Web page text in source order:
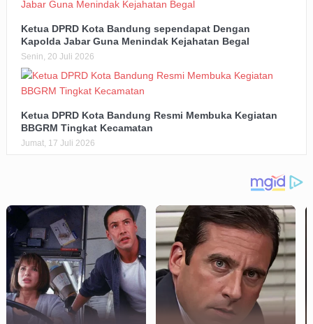
Ketua DPRD Kota Bandung sependapat Dengan
Kapolda Jabar Guna Menindak Kejahatan Begal
Senin, 20 Juli 2026
Ketua DPRD Kota Bandung Resmi Membuka Kegiatan
BBGRM Tingkat Kecamatan
Jumat, 17 Juli 2026